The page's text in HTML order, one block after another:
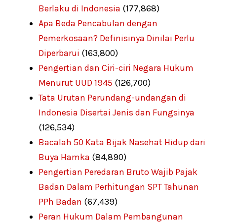
Berlaku di Indonesia (177,868)
Apa Beda Pencabulan dengan
Pemerkosaan? Definisinya Dinilai Perlu
Diperbarui (163,800)
Pengertian dan Ciri-ciri Negara Hukum
Menurut UUD 1945 (126,700)
Tata Urutan Perundang-undangan di
Indonesia Disertai Jenis dan Fungsinya
(126,534)
Bacalah 50 Kata Bijak Nasehat Hidup dari
Buya Hamka (84,890)
Pengertian Peredaran Bruto Wajib Pajak
Badan Dalam Perhitungan SPT Tahunan
PPh Badan (67,439)
Peran Hukum Dalam Pembangunan